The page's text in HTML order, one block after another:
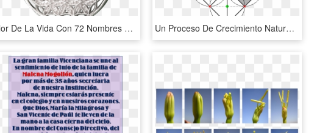
Flor De La Vida Con 72 Nombres De Dios - Locket, HD Png Download Un Proceso De Crecimiento Natural Empezando Desde El - Circle, HD Png Download